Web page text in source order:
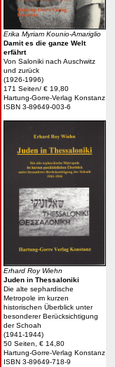
Erika Myriam Kounio-Amariglio
Damit es die ganze Welt
erfährt
Von Saloniki nach Auschwitz
und zurück
(1926-1996)
171 Seiten/ € 19,80
Hartung-Gorre-Verlag Konstanz
ISBN 3-89649-003-6
Erhard Roy Wiehn
Juden in Thessaloniki
Die alte sephardische
Metropole im kurzen
historischen Überblick unter
besonderer Berücksichtigung
der Schoah
(1941-1944)
50 Seiten, € 14,80
Hartung-Gorre-Verlag Konstanz
ISBN 3-89649-718-9